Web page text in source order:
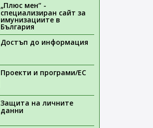
„Плюс мен“ -
специализиран сайт за
имунизациите в
България
Достъп до информация
Проекти и програми/ЕС
Защита на личните
данни